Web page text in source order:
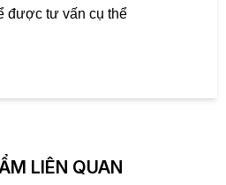
được tư vấn cụ thể
LIÊN QUAN